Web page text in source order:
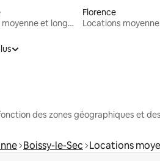
Locations moyenne et longue durée
Florence
des zones géographiques et
Boissy-le-Sec Locations